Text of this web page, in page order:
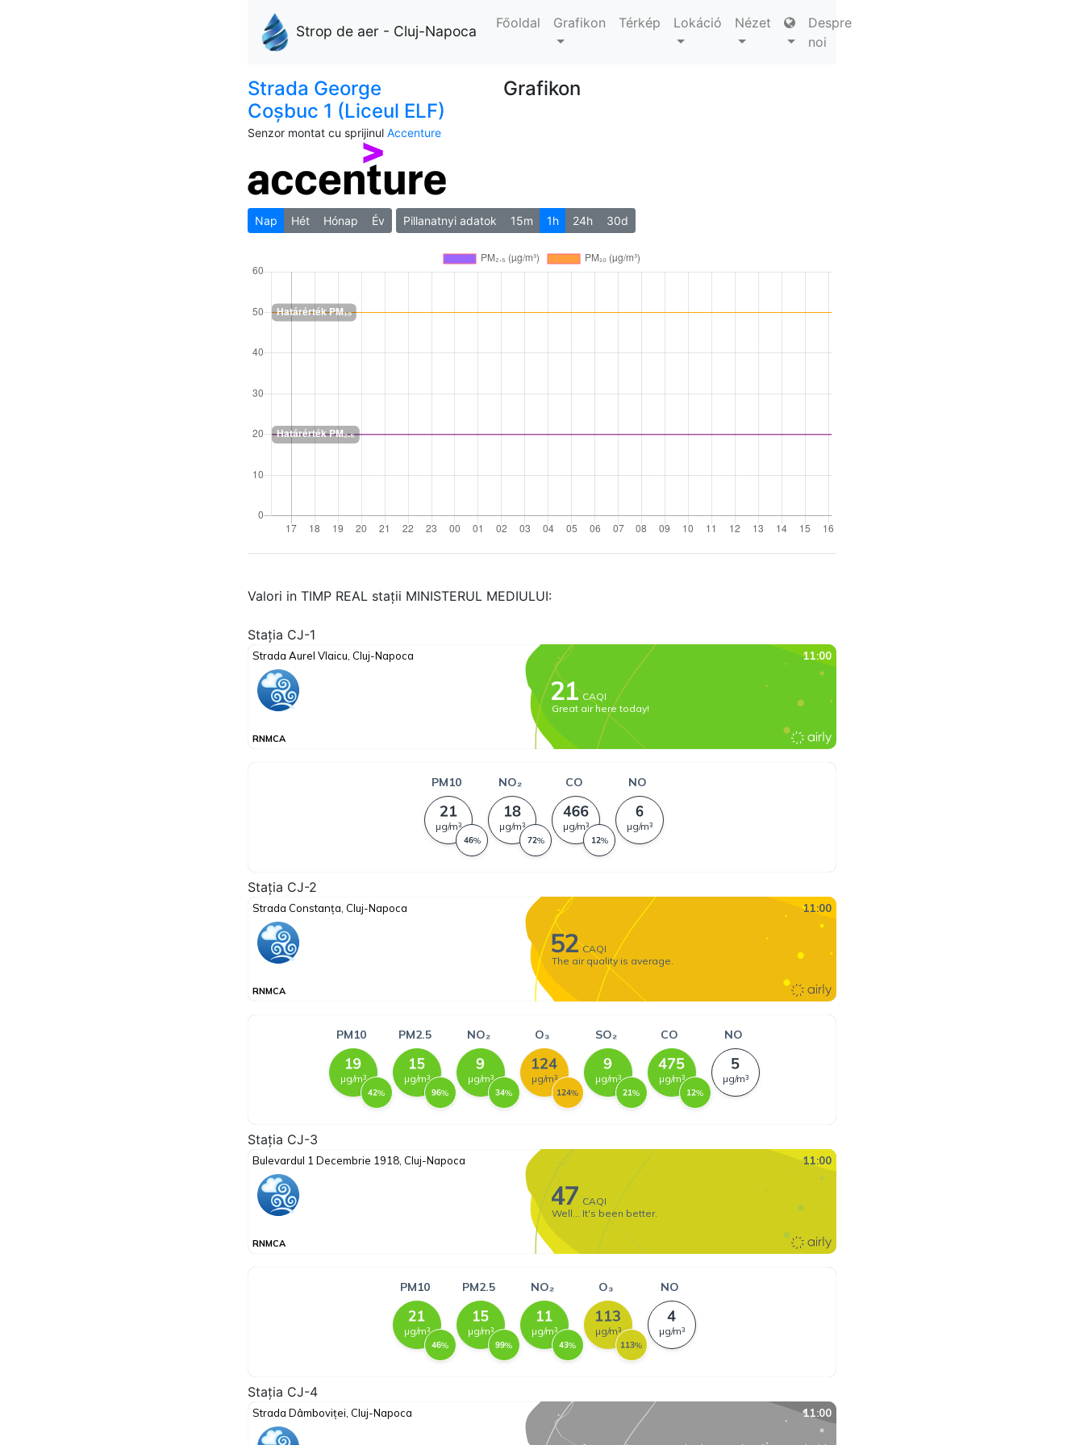
Strop de aer - Cluj-Napoca Főoldal Grafikon Térkép Lokáció Nézet
Despre
noi
Strada George
Coșbuc 1 (Liceul ELF)
Senzor montat cu sprijinul Accenture
Grafikon
Nap Hét Hónap Év Pillanatnyi adatok 15m 1h 24h 30d
Valori in TIMP REAL stații MINISTERUL MEDIULUI:
Stația CJ-1
Stația CJ-2
Stația CJ-3
Stația CJ-4